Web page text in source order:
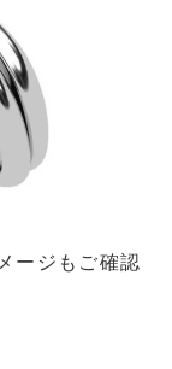
ージもご確認